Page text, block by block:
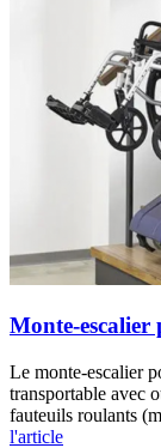
Monte-
Le monte-escalier
transportable avec
fauteuils roulants
l'article